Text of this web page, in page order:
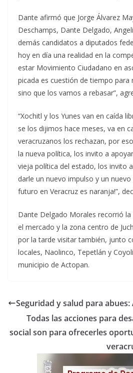
Dante afirmó que Jorge Álvarez
Deschamps, Dante Delgado,
demás candidatos a diputados
hoy en día una realidad en la
estar Movimiento Ciudadano en
picada es cuestión de tiempo para
sino que los vamos a rebasar”,
“Xochitl y los Yunes van en caída
se los dijimos hace meses, va en
veracruzanos los rechazan, por
la nueva política, los invito a
vieja política del estado, los invito
darle un nuevo impulso y un
futuro en Veracruz es naranja!”,
Dante Delgado Morales recorrió
el mercado y la zona centro de
por la tarde visitar también, junto
locales, Naolinco, Tepetlán y
municipio de Actopan.
Seguridad y salud para abues:
Todas las acciones para
social son para ofrecerles